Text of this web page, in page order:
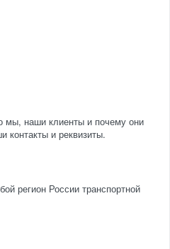
мы, наши клиенты и почему они
контакты и реквизиты.
регион России транспортной